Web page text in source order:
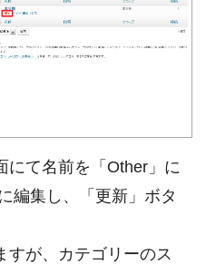
にて名前を「Other」に
編集し、「更新」ボタ
すが、カテゴリーのス